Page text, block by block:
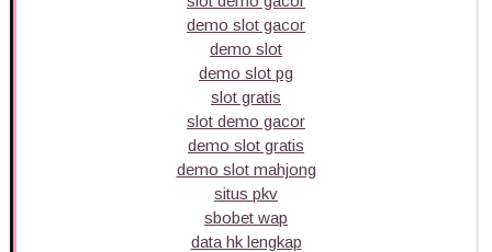
demo slot gacor
demo slot
demo slot pg
slot gratis
slot demo gacor
demo slot gratis
demo slot mahjong
situs pkv
sbobet wap
data hk lengkap